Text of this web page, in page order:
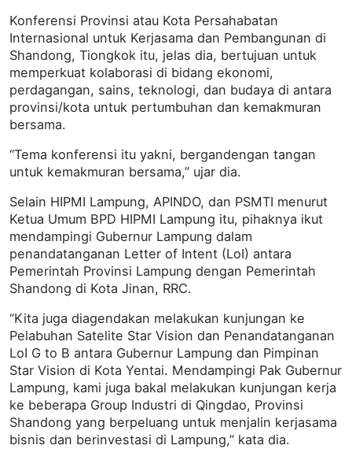
Konferensi Provinsi atau Kota Persahabatan
Internasional untuk Kerjasama dan Pembangunan di
Shandong, Tiongkok itu, jelas dia, bertujuan untuk
memperkuat kolaborasi di bidang ekonomi,
perdagangan, sains, teknologi, dan budaya di antara
provinsi/kota untuk pertumbuhan dan kemakmuran
bersama.
“Tema konferensi itu yakni, bergandengan tangan
untuk kemakmuran bersama,” ujar dia.
Selain HIPMI Lampung, APINDO, dan PSMTI menurut
Ketua Umum BPD HIPMI Lampung itu, pihaknya ikut
mendampingi Gubernur Lampung dalam
penandatanganan Letter of Intent (LoI) antara
Pemerintah Provinsi Lampung dengan Pemerintah
Shandong di Kota Jinan, RRC.
“Kita juga diagendakan melakukan kunjungan ke
Pelabuhan Satelite Star Vision dan Penandatanganan
LoI G to B antara Gubernur Lampung dan Pimpinan
Star Vision di Kota Yentai. Mendampingi Pak Gubernur
Lampung, kami juga bakal melakukan kunjungan kerja
ke beberapa Group Industri di Qingdao, Provinsi
Shandong yang berpeluang untuk menjalin kerjasama
bisnis dan berinvestasi di Lampung,” kata dia.